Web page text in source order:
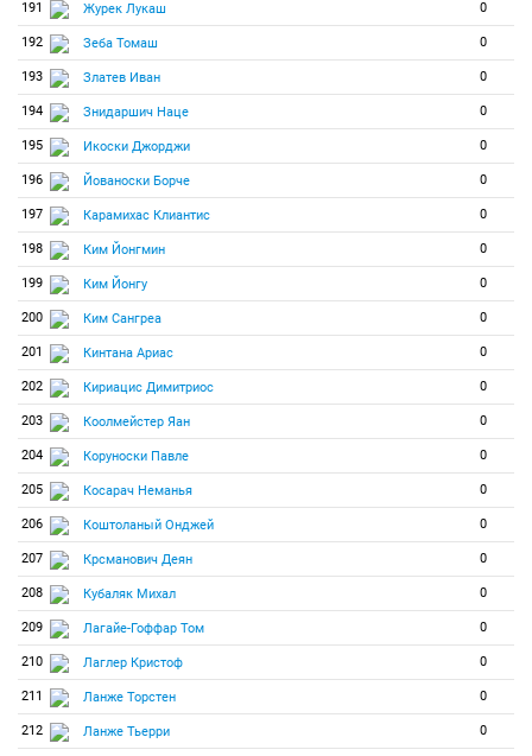
191 Журек Лукаш 0
192 Зеба Томаш 0
193 Златев Иван 0
194 Знидаршич Наце 0
195 Икоски Джорджи 0
196 Йованоски Борче 0
197 Карамихас Клиантис 0
198 Ким Йонгмин 0
199 Ким Йонгу 0
200 Ким Сангреа 0
201 Кинтана Ариас 0
202 Кириацис Димитриос 0
203 Коолмейстер Яан 0
204 Коруноски Павле 0
205 Косарач Неманья 0
206 Коштоланый Онджей 0
207 Крсманович Деян 0
208 Кубаляк Михал 0
209 Лагайе-Гоффар Том 0
210 Лаглер Кристоф 0
211 Ланже Торстен 0
212 Ланже Тьерри 0